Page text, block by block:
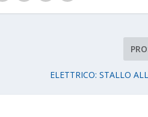
ELETTRICO: STALLO